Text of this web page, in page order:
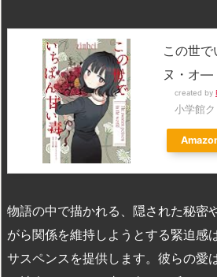
この世
ヌ・オ―
created by
小学館
物語の中で描かれる、隠された秘密
がら関係を維持しようとする緊迫感
サスペンスを提供します。彼らの愛